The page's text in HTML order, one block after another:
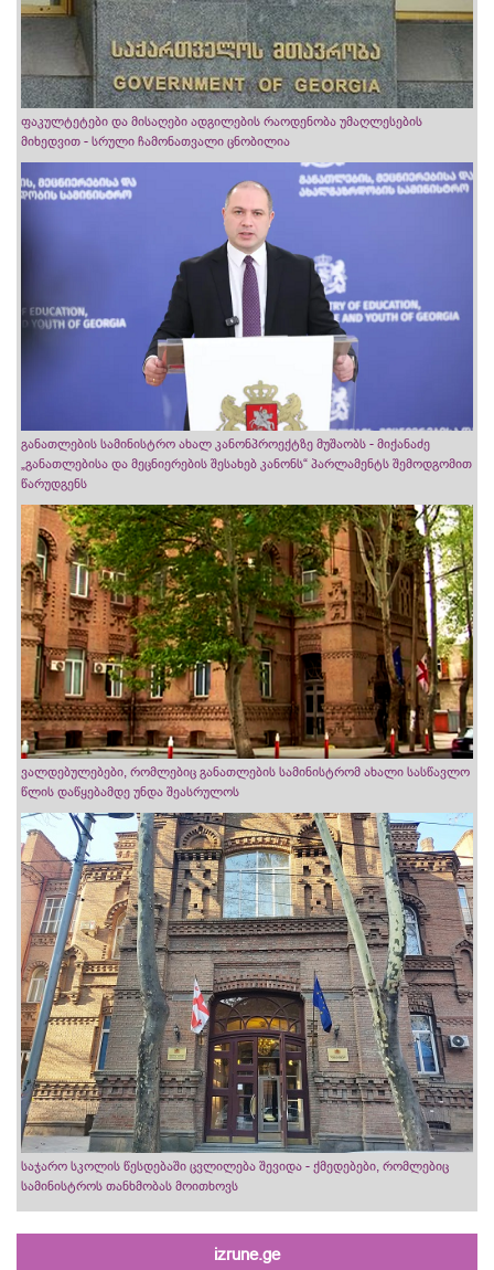
ფაკულტეტები და მისაღები ადგილების რაოდენობა უმაღლესების
მიხედვით - სრული ჩამონათვალი ცნობილია
განათლების სამინისტრო ახალ კანონპროექტზე მუშაობს - მიქანაძე
„განათლებისა და მეცნიერების შესახებ კანონს“ პარლამენტს შემოდგომით
წარუდგენს
ვალდებულებები, რომლებიც განათლების სამინისტრომ ახალი სასწავლო
წლის დაწყებამდე უნდა შეასრულოს
საჯარო სკოლის წესდებაში ცვლილება შევიდა - ქმედებები, რომლებიც
სამინისტროს თანხმობას მოითხოვს
izrune.ge